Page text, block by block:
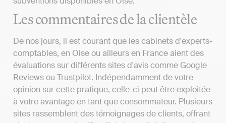
Les commentaires de la clientèle
De nos jours, il est courant que les cabinets d'experts-
comptables, en Oise ou ailleurs en France aient des
évaluations sur différents sites d'avis comme Google
Reviews ou Trustpilot. Indépendamment de votre
opinion sur cette pratique, celle-ci peut être exploitée
à votre avantage en tant que consommateur. Plusieurs
sites rassemblent des témoignages de clients, offrant